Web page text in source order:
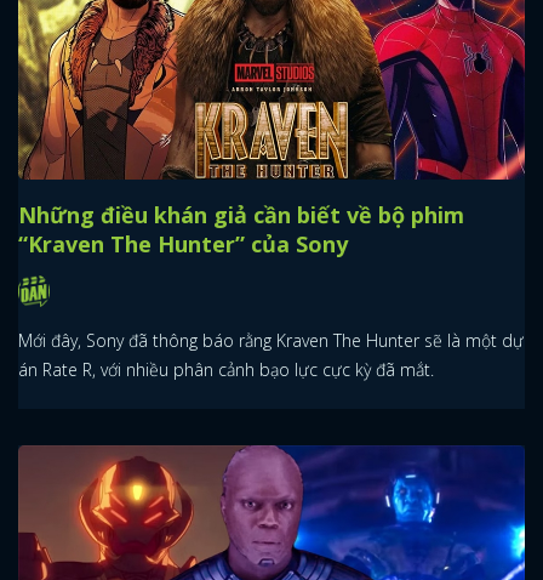
Những điều khán giả cần biết về bộ phim
“Kraven The Hunter” của Sony
Mới đây, Sony đã thông báo rằng Kraven The Hunter sẽ là một dự
án Rate R, với nhiều phân cảnh bạo lực cực kỳ đã mắt.